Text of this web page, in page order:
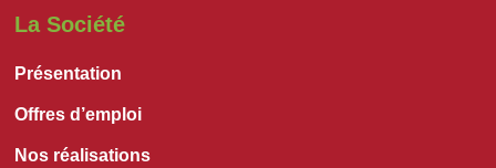
La Société
Présentation
Offres d’emploi
Nos réalisations